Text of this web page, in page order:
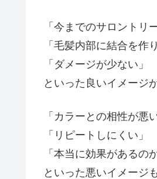
「今までのサロントリ
「毛髪内部に結合を作
「ダメージが少ない」
といった良いイメージ
「カラーとの相性が悪
「リピートしにくい」
「本当に効果があるの
といった悪いイメージ